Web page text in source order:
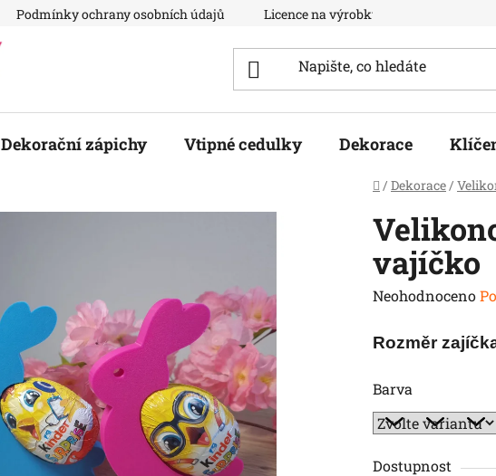
Podmínky ochrany osobních údajů Licence na výrobky
Dekorační zápichy Vtipné cedulky Dekorace
Domů
/ Dekorace /
vajíčko
Průměrné
produktu
0,0
z
5
hvězdiček.
Neohodnoceno
Rozměr
Barva
Dostupnost